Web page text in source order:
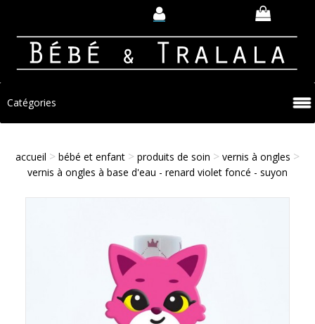
Catégories
accueil > bébé et enfant > produits de soin > vernis à ongles >
vernis à ongles à base d'eau - renard violet foncé - suyon